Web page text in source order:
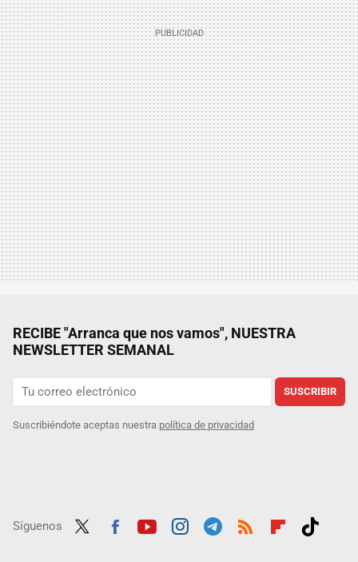
RECIBE "Arranca que nos vamos", NUESTRA
NEWSLETTER SEMANAL
SUSCRIBIR
Suscribiéndote aceptas nuestra política de privacidad
Síguenos